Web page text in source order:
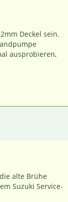
Deckel sein.
ausprobieren,
alte Brühe
Suzuki Service-